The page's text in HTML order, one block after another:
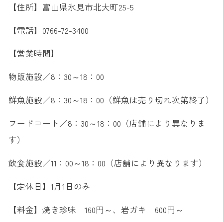
【住所】富山県氷見市北大町25-5
【電話】0766-72-3400
【営業時間】
物販施設／8：30～18：00
鮮魚施設／8：30～18：00（鮮魚は売り切れ次第終了）
フードコート／8：30～18：00（店舗により異なりま
す）
飲食施設／11：00～18：00（店舗により異なります）
【定休日】1月1日のみ
【料金】焼き珍味 160円～、岩ガキ 600円～